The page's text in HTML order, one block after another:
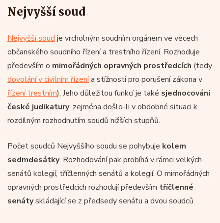
Nejvyšší soud
Nejvyšší soud je vrcholným soudním orgánem ve věcech
občanského soudního řízení a trestního řízení. Rozhoduje
především o mimořádných opravných prostředcích (tedy
dovolání v civilním řízenía stížnosti pro porušení zákona v
řízení trestním). Jeho důležitou funkcí je také sjednocování
české judikatury, zejména došlo-li v obdobné situaci k
rozdílným rozhodnutím soudů nižších stupňů.
Počet soudců Nejvyššího soudu se pohybuje kolem
sedmdesátky. Rozhodování pak probíhá v rámci velkých
senátů kolegií, tříčlenných senátů a kolegií. O mimořádných
opravných prostředcích rozhodují především tříčlenné
senátyskládající se z předsedy senátu a dvou soudců.